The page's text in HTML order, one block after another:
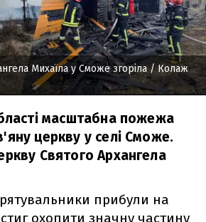
Михаїла у Сможе згоріла/ Колаж
масштабна пожежа
церкву у селі Сможе.
Святого Архангела
прибули на
охопити значну частину